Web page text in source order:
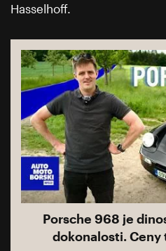
Hasselhoff.
Porsche 968 je
dokonalosti.